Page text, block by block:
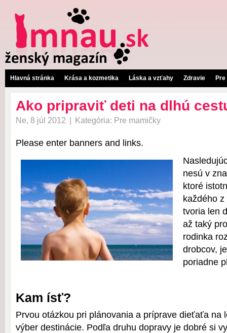
Hlavná stránka Krása a kozmetika Láska a vzťahy Zdravie
Ako pripraviť deti na dlhú
Ne, 8 júl 2012 Kategória: Pre mamičky
Please enter banners and links.
nesú v
ktoré
každého
tvoria len
až taký
rodinka
drobcov,
poriadne
Kam ísť?
Prvou otázkou pri plánovania a príprave dieťaťa na
výber destinácie. Podľa druhu dopravy je dobré si